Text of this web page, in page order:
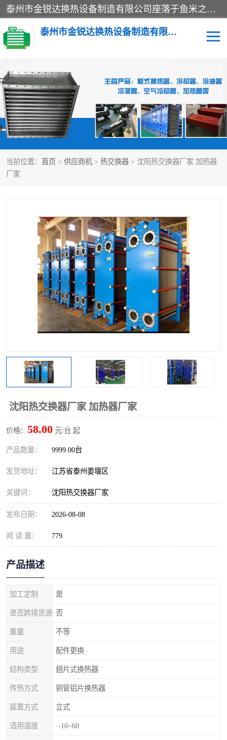
泰州市金锐达换热设备制造有限公司座落于鱼米之乡、祥泰之州一江苏泰州。是一家多年从事换热设备研究、设计、制造、销售、服务于一体的生产企业。
泰州市金锐达换热设备制造有限公司
当前位置： 首页 > 供应商机 > 热交换器 > 沈阳热交换器厂家 加热器
厂家
沈阳热交换器厂家 加热器厂家
价格： 58.00 元/台 起
产品数量： 9999.00台
发货地址： 江苏省泰州姜堰区
关键词： 沈阳热交换器厂家
发布日期： 2026-08-08
阅 读 量： 779
产品描述
加工定制 是
是否跨境货源 否
重量 不等
用途 配件更换
结构类型 翅片式换热器
传热方式 铜管铝片换热器
装置方式 立式
适用温度 ·-10~60
冷却器 换热器
散热器 预热器
热交换器